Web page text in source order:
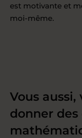
est motivante et
moi-même.
Vous
donner des